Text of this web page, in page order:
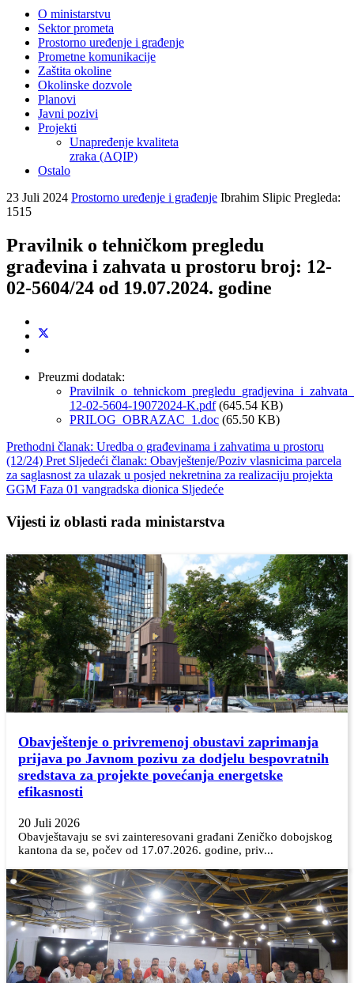
O ministarstvu
Sektor prometa
Prostorno uređenje i građenje
Prometne komunikacije
Zaštita okoline
Okolinske dozvole
Planovi
Javni pozivi
Projekti
Unapređenje kvaliteta
zraka (AQIP)
Ostalo
23 Juli 2024 Prostorno uređenje i građenje Ibrahim Slipic Pregleda:
1515
Pravilnik o tehničkom pregledu
građevina i zahvata u prostoru broj: 12-
02-5604/24 od 19.07.2024. godine
Preuzmi dodatak:
12-02-5604-19072024-K.pdf(645.54 KB)
PRILOG_OBRAZAC_1.doc (65.50 KB)
Prethodni članak: Uredba o građevinama i zahvatima u prostoru
(12/24) Pret Sljedeći članak: Obavještenje/Poziv vlasnicima parcela
za saglasnost za ulazak u posjed nekretnina za realizaciju projekta
GGM Faza 01 vangradska dionica Sljedeće
Vijesti iz oblasti rada ministarstva
Obavještenje o privremenoj obustavi zaprimanja
prijava po Javnom pozivu za dodjelu bespovratnih
sredstava za projekte povećanja energetske
efikasnosti
20 Juli 2026
Obavještavaju se svi zainteresovani građani Zeničko dobojskog
kantona da se, počev od 17.07.2026. godine, priv...